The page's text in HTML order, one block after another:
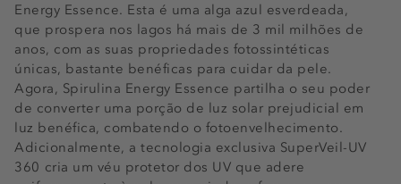
Energy Essence. Esta é uma alga azul esverdeada,
que prospera nos lagos há mais de 3 mil milhões de
anos, com as suas propriedades fotossintéticas
únicas, bastante benéficas para cuidar da pele.
Agora, Spirulina Energy Essence partilha o seu poder
de converter uma porção de luz solar prejudicial em
luz benéfica, combatendo o fotoenvelhecimento.
Adicionalmente, a tecnologia exclusiva SuperVeil-UV
360 cria um véu protetor dos UV que adere